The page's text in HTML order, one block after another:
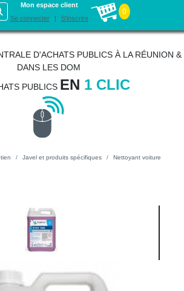
Mon espace client
Se connecter
S'inscrire
0
D'ACHATS PUBLICS À LA RÉUNION &
DANS LES DOM
PUBLICS EN 1 CLIC
Javel et produits spécifiques Nettoyant voiture